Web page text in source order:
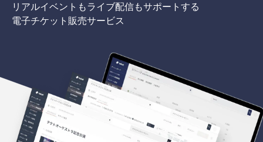
リアルイベントもライブ配信もサポートする
電子チケット販売サービス